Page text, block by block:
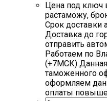
Цена под ключ
растаможу,
Срок доставки
Доставка до
отправить
Работаем по
(+7МСК) Данная
таможенного
оформляем
оплаты